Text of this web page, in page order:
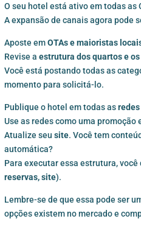
O seu hotel está ativo em todas as
A expansão de canais agora pode
Aposte emOTAs e maioristas
Revise aestrutura dos quartos e
Você está postando todas as
momento para solicitá-lo.
Publique o hotel em todas as
Use as redes como uma promoção
Atualize seu site. Você tem
automática?
Para executar essa estrutura,
reservas,site).
Lembre-se de que essa pode ser
opções existem no mercado e